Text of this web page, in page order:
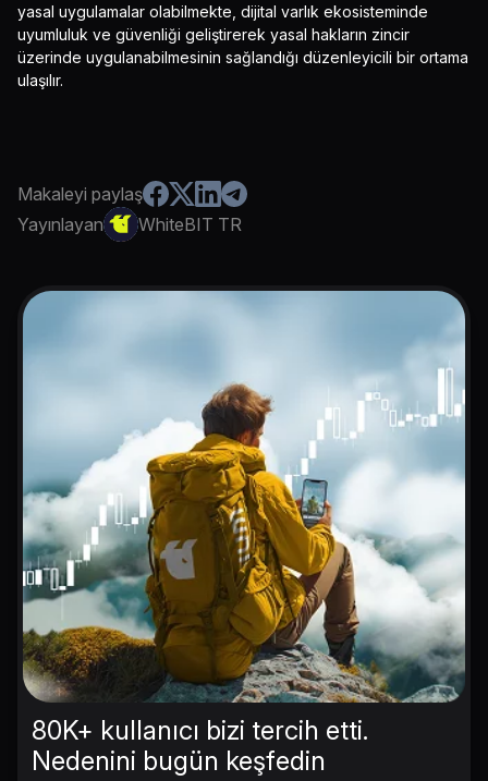
yasal uygulamalar olabilmekte, dijital varlık ekosisteminde
uyumluluk ve güvenliği geliştirerek yasal hakların zincir
üzerinde uygulanabilmesinin sağlandığı düzenleyicili bir ortama
ulaşılır.
Makaleyi paylaş
Yayınlayan
WhiteBIT TR
80K+ kullanıcı bizi tercih etti.
Nedenini bugün keşfedin